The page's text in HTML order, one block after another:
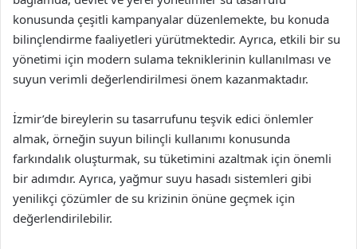
konusunda çeşitli kampanyalar düzenlemekte, bu konuda
bilinçlendirme faaliyetleri yürütmektedir. Ayrıca, etkili bir su
yönetimi için modern sulama tekniklerinin kullanılması ve
suyun verimli değerlendirilmesi önem kazanmaktadır.
İzmir’de bireylerin su tasarrufunu teşvik edici önlemler
almak, örneğin suyun bilinçli kullanımı konusunda
farkındalık oluşturmak, su tüketimini azaltmak için önemli
bir adımdır. Ayrıca, yağmur suyu hasadı sistemleri gibi
yenilikçi çözümler de su krizinin önüne geçmek için
değerlendirilebilir.